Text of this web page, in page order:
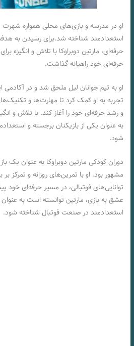
او در مدرسه و بازی‌های محلی همواره
استعدادمند شناخته شد.برای رسیدن به
حرفه‌ای، مارتین دوبراوکا با تلاش و انگیزه
حرفه‌ای خود راهیانه گذاشت.
او به تیم جوانان لیل ملحق شد و در آکادمی
تجربه به او کمک کرد تا مهارت‌ها و
و رشد حرفه‌ای خود را آغاز کند. با تلاش و
به عنوان یکی از بازیکنان برجسته و
شود.
دوران کودکی مارتین دوبراوکا به عنوان یک
مشهور بود. او با تمرین‌های روزانه و تمرکز
توانایی‌های فوتبالی، در مسیر حرفه‌ای خود
عشق به بازی، مارتین توانسته است به
استعدادمند در صنعت فوتبال شناخته شود.